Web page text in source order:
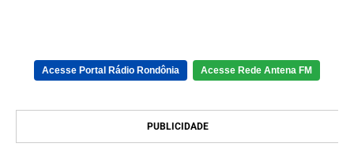
Acesse Portal Rádio Rondônia Acesse Rede Antena FM
PUBLICIDADE